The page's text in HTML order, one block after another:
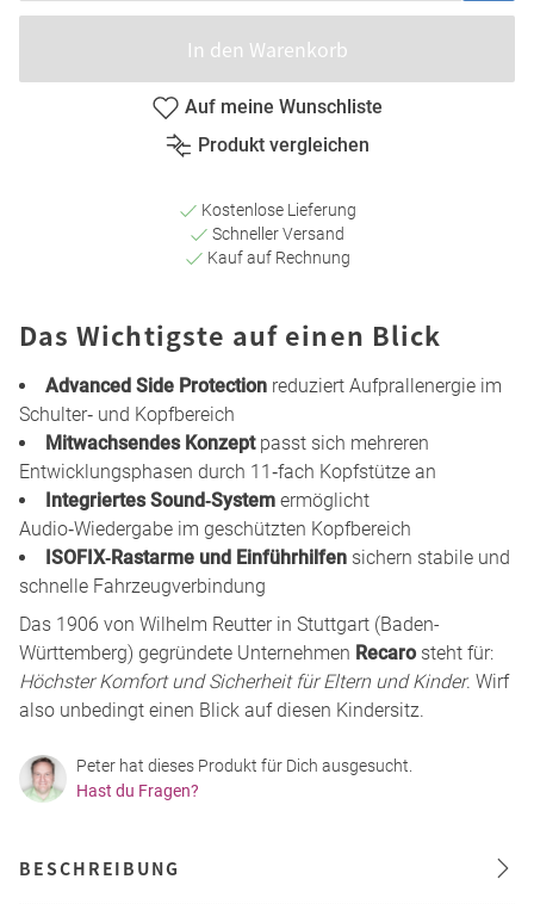
In den Warenkorb
Auf meine Wunschliste
Produkt vergleichen
Kostenlose Lieferung
Schneller Versand
Kauf auf Rechnung
Das Wichtigste auf einen Blick
Advanced Side Protection reduziert Aufprallenergie im
Schulter‑ und Kopfbereich
Mitwachsendes Konzeptpasst sich mehreren
Entwicklungsphasen durch 11‑fach Kopfstütze an
Integriertes Sound‑System ermöglicht
Audio‑Wiedergabe im geschützten Kopfbereich
ISOFIX‑Rastarme und Einführhilfen sichern stabile und
schnelle Fahrzeugverbindung
Das 1906 von Wilhelm Reutter in Stuttgart (Baden-
Württemberg) gegründete Unternehmen Recaro steht für:
Höchster Komfort und Sicherheit für Eltern und Kinder. Wirf
also unbedingt einen Blick auf diesen Kindersitz.
Peter hat dieses Produkt für Dich ausgesucht.
Hast du Fragen?
BESCHREIBUNG